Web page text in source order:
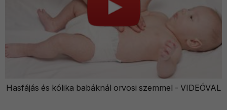
Hasfájás és kólika babáknál orvosi szemmel - VIDEÓVAL